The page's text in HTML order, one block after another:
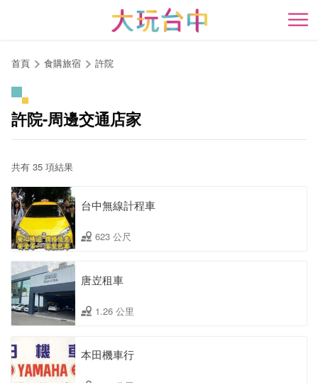
開
首頁 食購旅宿 許院
許院-周邊交通店家
共有 35 項結果
台中無線計程車
623 公尺
唐岦租車
1.26 公里
本田機車行